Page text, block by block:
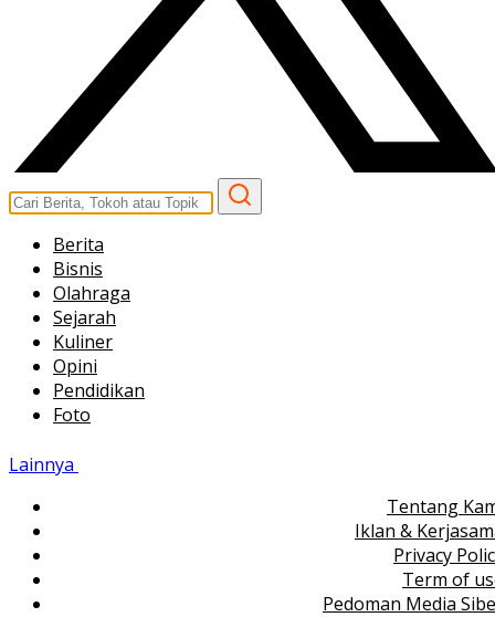
Berita
Bisnis
Olahraga
Sejarah
Kuliner
Opini
Pendidikan
Foto
Lainnya
Tentang
Iklan &
Privacy
Term of
Pedoman Media